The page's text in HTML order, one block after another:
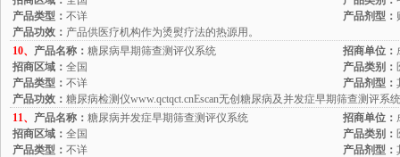
产品类型： 不详 产品剂型：
产品功效： 产品供医疗机构作为烫熨疗法的热源用。
10、 产品名称： 糖尿病早期筛查测评仪系统 招商单位：
招商区域： 全国 产品类别：
产品类型： 不详 产品剂型：
产品功效： 糖尿病检测仪www.qctqct.cnEscan无创糖尿病及并发症早期筛查测评系
11、 产品名称： 糖尿病并发症早期筛查测评仪系统 招商单位：
招商区域： 全国 产品类别：
产品类型： 不详 产品剂型：